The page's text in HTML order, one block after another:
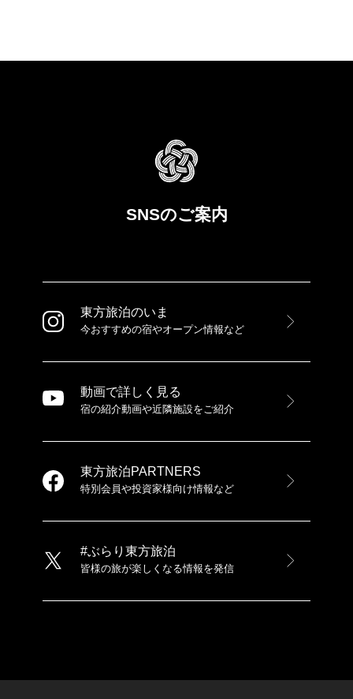
SNSのご案内
東方旅泊のいま
今おすすめの宿やオープン情報など
動画で詳しく見る
宿の紹介動画や近隣施設をご紹介
東方旅泊PARTNERS
特別会員や投資家様向け情報など
#ぶらり東方旅泊
皆様の旅が楽しくなる情報を発信